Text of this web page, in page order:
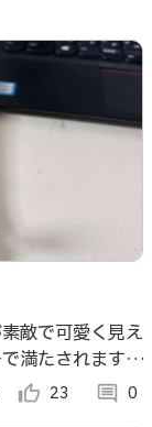
敵で可愛く見え
満たされます。
せたら」と思え
thumb_up_alt 23 comment 0